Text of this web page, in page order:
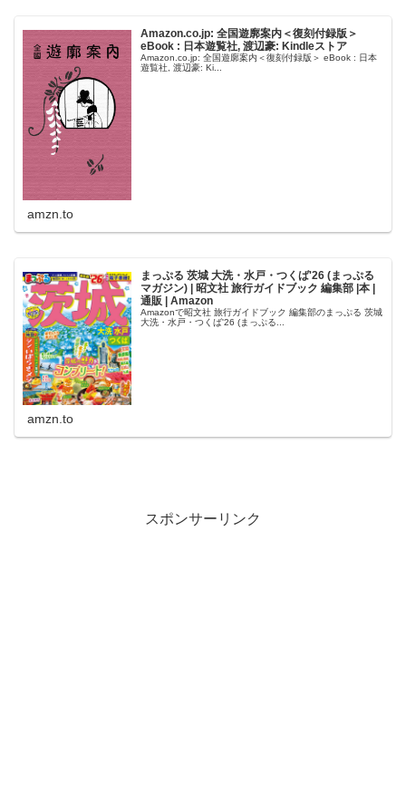
Amazon.co.jp: 全国遊廓案内＜復刻付録版＞
eBook : 日本遊覧社, 渡辺豪: Kindleストア
Amazon.co.jp: 全国遊廓案内＜復刻付録版＞ eBook : 日本
遊覧社, 渡辺豪: Ki...
amzn.to
まっぷる 茨城 大洗・水戸・つくば'26 (まっぷる
マガジン) | 昭文社 旅行ガイドブック 編集部 |本 |
通販 | Amazon
Amazonで昭文社 旅行ガイドブック 編集部のまっぷる 茨城
大洗・水戸・つくば'26 (まっぷる...
amzn.to
スポンサーリンク